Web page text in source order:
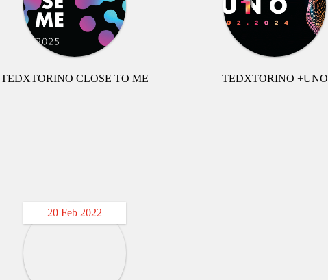
TEDXTORINO CLOSE TO ME TEDXTORINO +UNO
20 Feb 2022